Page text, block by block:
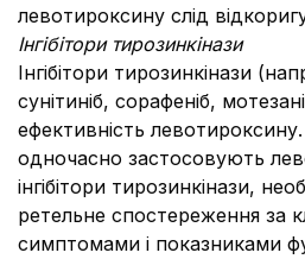
левотироксину слід
Інгібітори тирозинкінази
Інгібітори тирозинкінази
сунітиніб, сорафеніб,
ефективність
одночасно застосовують
інгібітори тирозинкінази,
ретельне спостереження за
симптомами і показниками